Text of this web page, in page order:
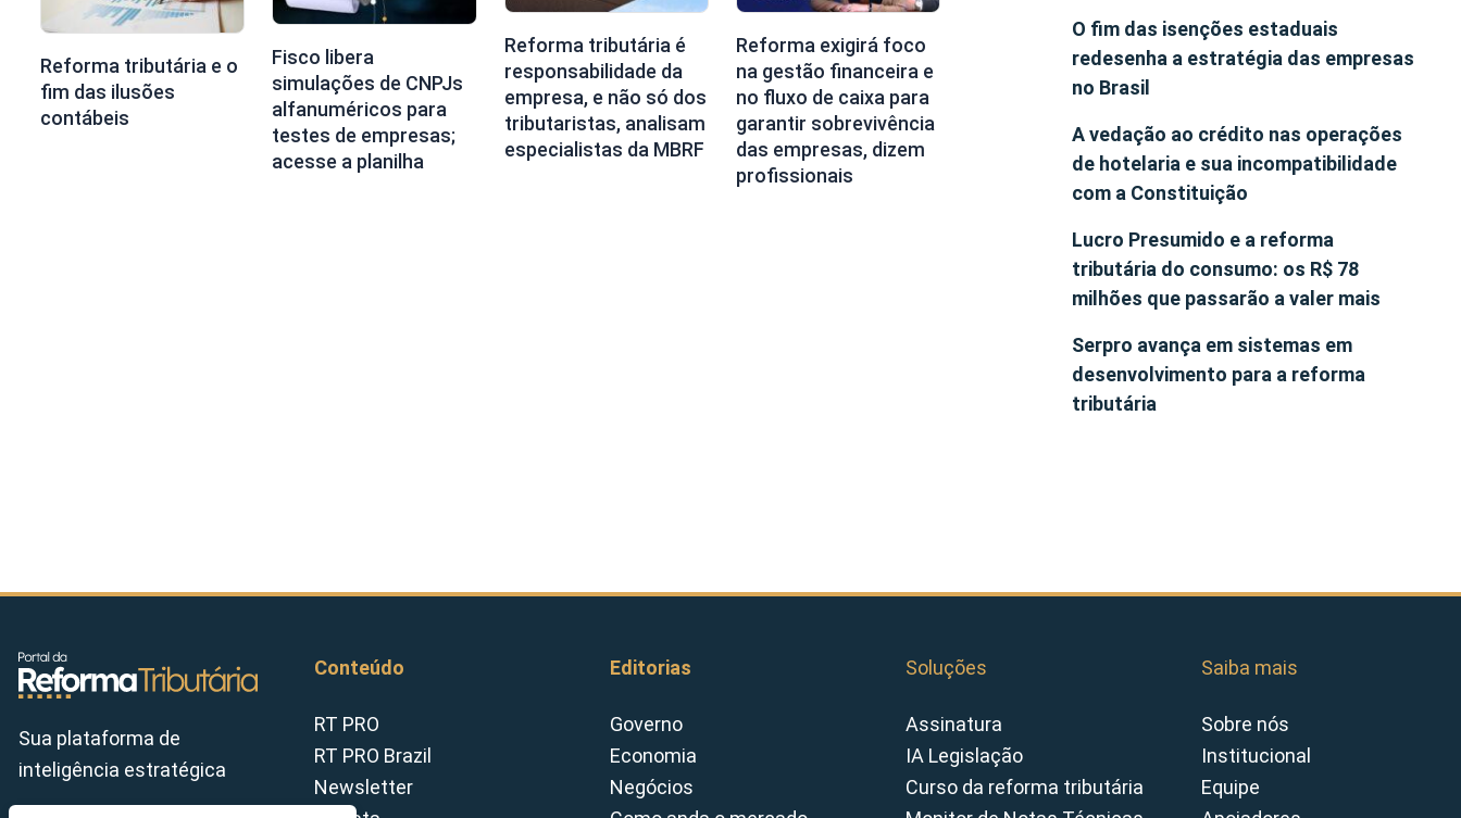
Reforma tributária e o
fim das ilusões
contábeis
Fisco libera
simulações de CNPJs
alfanuméricos para
testes de empresas;
acesse a planilha
Reforma tributária é
responsabilidade da
empresa, e não só dos
tributaristas, analisam
especialistas da MBRF
Reforma exigirá foco
na gestão financeira e
no fluxo de caixa para
garantir sobrevivência
das empresas, dizem
profissionais
O fim das isenções estaduais
redesenha a estratégia das empresas
no Brasil
A vedação ao crédito nas operações
de hotelaria e sua incompatibilidade
com a Constituição
Lucro Presumido e a reforma
tributária do consumo: os R$ 78
milhões que passarão a valer mais
Serpro avança em sistemas em
desenvolvimento para a reforma
tributária
Sua plataforma de
inteligência estratégica
Conteúdo
RT PRO
RT PRO Brazil
Newsletter
Editorias
Governo
Economia
Negócios
Soluções
Assinatura
IA Legislação
Curso da reforma tributária
Saiba mais
Sobre nós
Institucional
Equipe